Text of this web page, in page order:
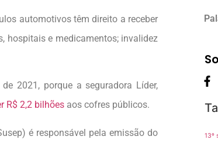
automotivos têm direito a receber
hospitais e medicamentos; invalidez
2021, porque a seguradora Líder,
R$ 2,2 bilhões aos cofres públicos.
é responsável pela emissão do
13º